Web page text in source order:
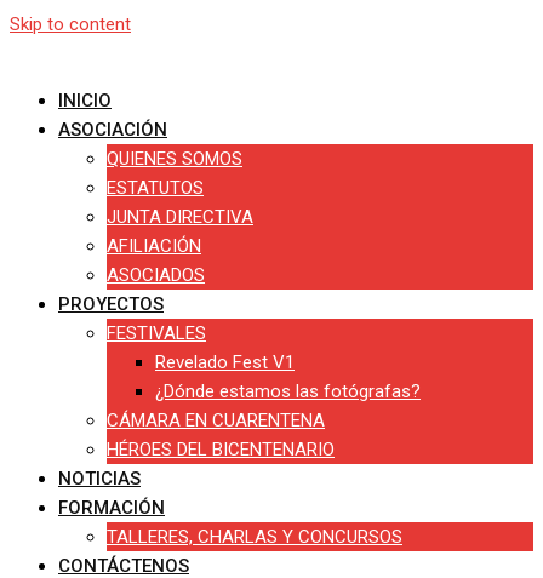
Skip to content
INICIO
ASOCIACIÓN
QUIENES SOMOS
ESTATUTOS
JUNTA DIRECTIVA
AFILIACIÓN
ASOCIADOS
PROYECTOS
FESTIVALES
Revelado Fest V1
¿Dónde estamos las fotógrafas?
CÁMARA EN CUARENTENA
HÉROES DEL BICENTENARIO
NOTICIAS
FORMACIÓN
TALLERES, CHARLAS Y CONCURSOS
CONTÁCTENOS